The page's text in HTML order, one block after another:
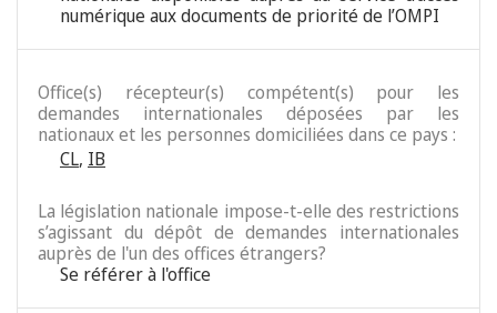
numérique aux documents de priorité de l’OMPI
Office(s) récepteur(s) compétent(s) pour les
demandes internationales déposées par les
nationaux et les personnes domiciliées dans ce pays :
CL, IB
La législation nationale impose-t-elle des restrictions
s’agissant du dépôt de demandes internationales
auprès de l'un des offices étrangers?
Se référer à l'office